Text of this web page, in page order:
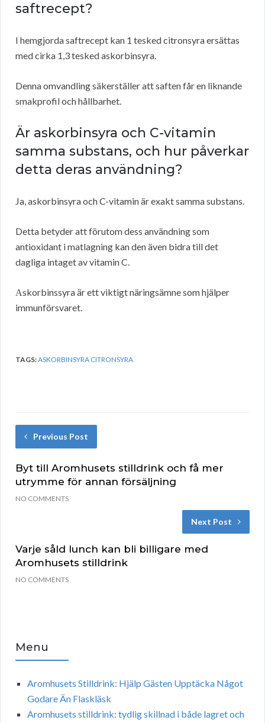
saftrecept?
I hemgjorda saftrecept kan 1 tesked citronsyra ersättas
med cirka 1,3 tesked askorbinsyra.
Denna omvandling säkerställer att saften får en liknande
smakprofil och hållbarhet.
Är askorbinsyra och C-vitamin
samma substans, och hur påverkar
detta deras användning?
Ja, askorbinsyra och C-vitamin är exakt samma substans.
Detta betyder att förutom dess användning som
antioxidant i matlagning kan den även bidra till det
dagliga intaget av vitamin C.
Аskorbinssyra är ett viktigt näringsämne som hjälper
immunförsvaret.
TAGS:ASKORBINSYRA CITRONSYRA
Previous Post
Byt till Aromhusets stilldrink och få mer
utrymme för annan försäljning
NO COMMENTS
Next Post
Varje såld lunch kan bli billigare med
Aromhusets stilldrink
NO COMMENTS
Menu
Aromhusets Stilldrink: Hjälp Gästen Upptäcka Något
Godare Än Flaskläsk
Aromhusets stilldrink: tydlig skillnad i både lagret och